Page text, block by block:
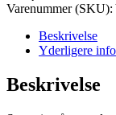
Varenummer (SKU):
Beskrivelse
Yderligere
Beskrivelse